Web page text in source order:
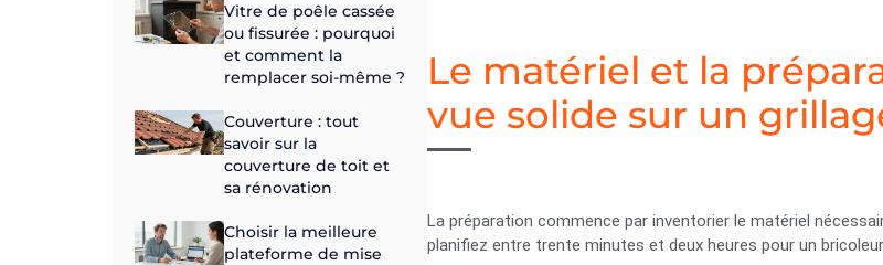
Vitre de poêle cassée
ou fissurée : pourquoi
et comment la
remplacer soi-même ?
Couverture : tout
savoir sur la
couverture de toit et
sa rénovation
Choisir la meilleure
plateforme de mise
Le matériel et la
vue solide sur un
La préparation commence par inventorier le matériel
planifiez entre trente minutes et deux heures pour un